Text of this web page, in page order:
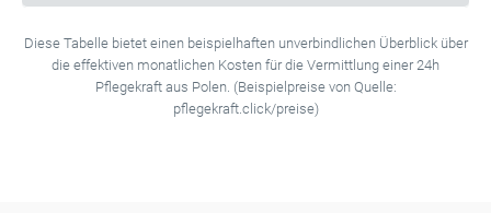
Diese Tabelle bietet einen beispielhaften unverbindlichen Überblick über
die effektiven monatlichen Kosten für die Vermittlung einer 24h
Pflegekraft aus Polen. (Beispielpreise von Quelle:
pflegekraft.click/preise)